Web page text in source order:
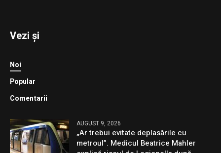
Vezi și
Noi
Popular
Comentarii
AUGUST 9, 2026
„Ar trebui evitate deplasările cu
metroul”. Medicul Beatrice Mahler